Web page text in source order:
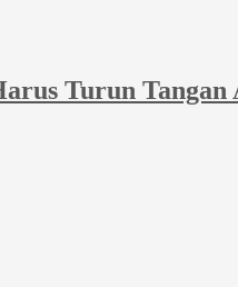
Turun Tangan